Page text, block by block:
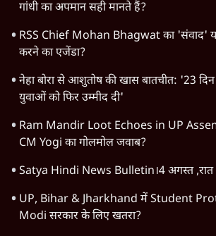
गांधी का अपमान सही मानते हैं?
RSS Chief Mohan Bhagwat का 'संवाद'
करने का एजेंडा?
नेहा बोरा से आशुतोष की खास बातचीत: '23
युवाओं को फिर उम्मीद दी'
Ram Mandir Loot Echoes in UP
CM Yogi का गोलमोल जवाब?
Satya Hindi News Bulletin।4 अगस्त
UP, Bihar & Jharkhand में Student
Modi सरकार के लिए खतरा?